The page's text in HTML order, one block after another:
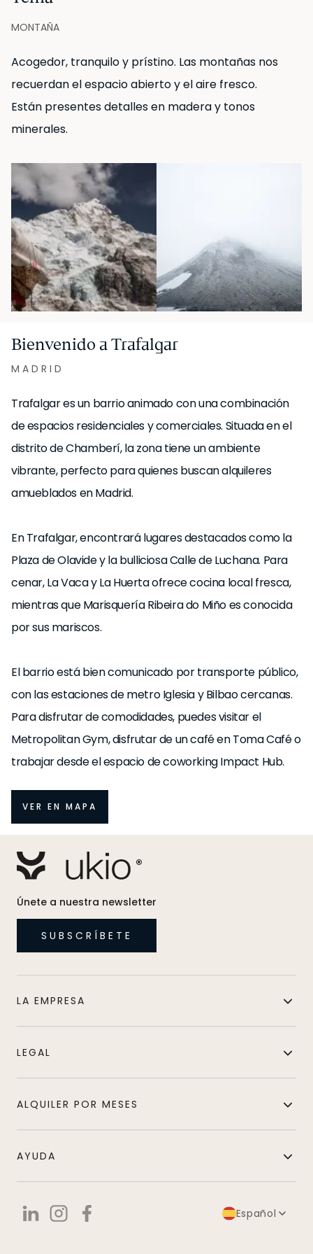
almacenamiento en el armario y cuarto de baño "en
decoración en la misma línea, con paneles y
elementos en madera.
Los dormitorios y cuartos de baño están provistos de
ropa de cama y de baño respectivamente.
MONTAÑA
Acogedor, tranquilo y prístino. Las montañas nos
recuerdan el espacio abierto y el aire fresco.
Están presentes detalles en madera y tonos
minerales.
Bienvenido a Trafalgar
MADRID
Trafalgar es un barrio animado con una combinación
de espacios residenciales y comerciales. Situada en el
distrito de Chamberí, la zona tiene un ambiente
vibrante, perfecto para quienes buscan alquileres
amueblados en Madrid.
En Trafalgar, encontrará lugares destacados como la
Plaza de Olavide y la bulliciosa Calle de Luchana. Para
cenar, La Vaca y La Huerta ofrece cocina local fresca,
mientras que Marisquería Ribeira do Miño es conocida
por sus mariscos.
El barrio está bien comunicado por transporte público,
con las estaciones de metro Iglesia y Bilbao cercanas.
Para disfrutar de comodidades, puedes visitar el
Metropolitan Gym, disfrutar de un café en Toma Café o
trabajar desde el espacio de coworking Impact Hub.
VER EN MAPA
Únete a nuestra newsletter
SUBSCRÍBETE
LA EMPRESA
LEGAL
ALQUILER POR MESES
AYUDA
Español